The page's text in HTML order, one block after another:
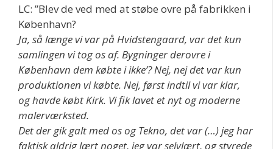
LC: ”Blev de ved med at støbe ovre på fabrikken i
København?
Ja, så længe vi var på Hvidstengaard, var det kun
samlingen vi tog os af. Bygninger derovre i
København dem købte i ikke’? Nej, nej det var kun
produktionen vi købte. Nej, først indtil vi var klar,
og havde købt Kirk. Vi fik lavet et nyt og moderne
malerværksted.
Det der gik galt med os og Tekno, det var (…) jeg har
faktisk aldrig lært noget, jeg var selvlært, og styrede